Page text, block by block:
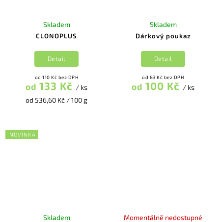
CLONOPLUS
Skladem
od 110 Kč bez DPH
od 133 Kč / ks
od 536,60 Kč / 100 g
Detail
Dárkový poukaz
Skladem
od 83 Kč bez DPH
od 100 Kč / ks
Detail
NOVINKA
Skladem Momentálně nedostupné